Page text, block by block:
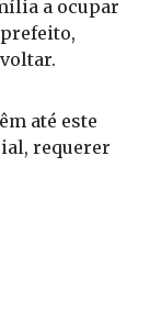
a ocupar
até este
requerer